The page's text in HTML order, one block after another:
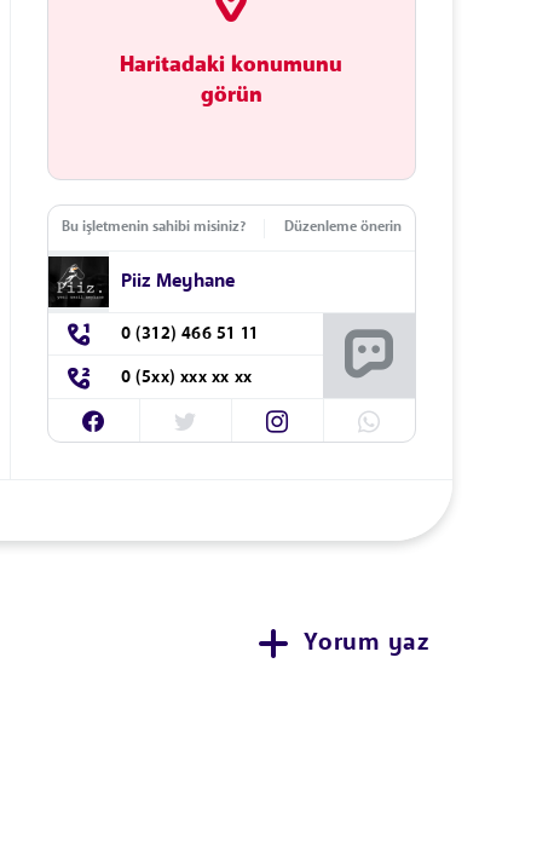
Haritadaki konumunu
görün
Bu işletmenin sahibi misiniz? Düzenleme önerin
Piiz Meyhane
0 (312) 466 51 11
0 (5xx) xxx xx xx
Yorum yaz